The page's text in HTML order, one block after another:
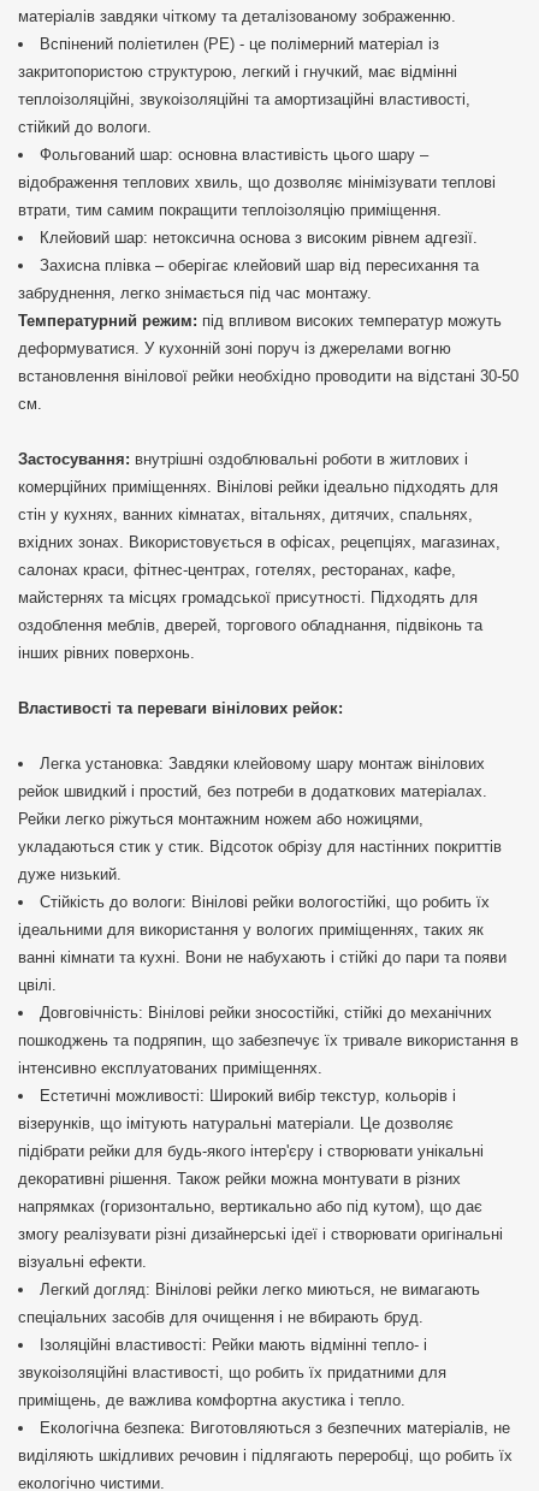
матеріалів завдяки чіткому та деталізованому зображенню.
Вспінений поліетилен (РЕ) - це полімерний матеріал із
закритопористою структурою, легкий і гнучкий, має відмінні
теплоізоляційні, звукоізоляційні та амортизаційні властивості,
стійкий до вологи.
Фольгований шар: основна властивість цього шару –
відображення теплових хвиль, що дозволяє мінімізувати теплові
втрати, тим самим покращити теплоізоляцію приміщення.
Клейовий шар: нетоксична основа з високим рівнем адгезії.
Захисна плівка – оберігає клейовий шар від пересихання та
забруднення, легко знімається під час монтажу.
Температурний режим: під впливом високих температур можуть
деформуватися. У кухонній зоні поруч із джерелами вогню
встановлення вінілової рейки необхідно проводити на відстані 30-50
см.
Застосування: внутрішні оздоблювальні роботи в житлових і
комерційних приміщеннях. Вінілові рейки ідеально підходять для
стін у кухнях, ванних кімнатах, вітальнях, дитячих, спальнях,
вхідних зонах. Використовується в офісах, рецепціях, магазинах,
салонах краси, фітнес-центрах, готелях, ресторанах, кафе,
майстернях та місцях громадської присутності. Підходять для
оздоблення меблів, дверей, торгового обладнання, підвіконь та
інших рівних поверхонь.
Властивості та переваги вінілових рейок:
Легка установка: Завдяки клейовому шару монтаж вінілових
рейок швидкий і простий, без потреби в додаткових матеріалах.
Рейки легко ріжуться монтажним ножем або ножицями,
укладаються стик у стик. Відсоток обрізу для настінних покриттів
дуже низький.
Стійкість до вологи: Вінілові рейки вологостійкі, що робить їх
ідеальними для використання у вологих приміщеннях, таких як
ванні кімнати та кухні. Вони не набухають і стійкі до пари та появи
цвілі.
Довговічність: Вінілові рейки зносостійкі, стійкі до механічних
пошкоджень та подряпин, що забезпечує їх тривале використання в
інтенсивно експлуатованих приміщеннях.
Естетичні можливості: Широкий вибір текстур, кольорів і
візерунків, що імітують натуральні матеріали. Це дозволяє
підібрати рейки для будь-якого інтер'єру і створювати унікальні
декоративні рішення. Також рейки можна монтувати в різних
напрямках (горизонтально, вертикально або під кутом), що дає
змогу реалізувати різні дизайнерські ідеї і створювати оригінальні
візуальні ефекти.
Легкий догляд: Вінілові рейки легко миються, не вимагають
спеціальних засобів для очищення і не вбирають бруд.
Ізоляційні властивості: Рейки мають відмінні тепло- і
звукоізоляційні властивості, що робить їх придатними для
приміщень, де важлива комфортна акустика і тепло.
Екологічна безпека: Виготовляються з безпечних матеріалів, не
виділяють шкідливих речовин і підлягають переробці, що робить їх
екологічно чистими.